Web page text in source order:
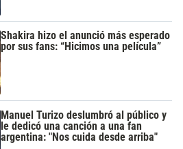
Shakira hizo el anunció más esperado
por sus fans: “Hicimos una película”
Manuel Turizo deslumbró al público y
le dedicó una canción a una fan
argentina: "Nos cuida desde arriba"